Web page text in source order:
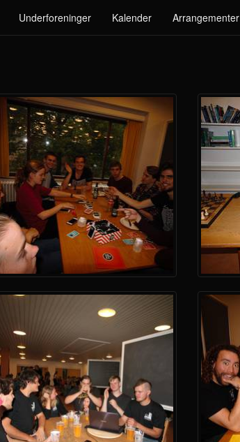
Underforeninger Kalender Arrangementer